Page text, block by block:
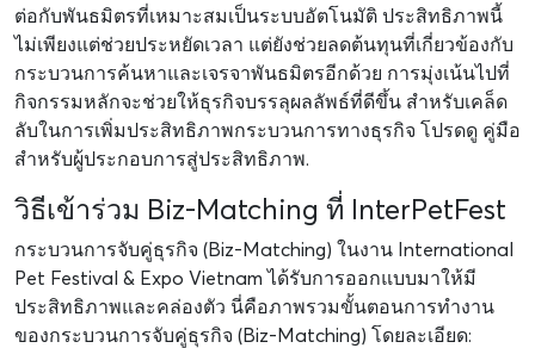
ต่อกับพันธมิตรที่เหมาะสมเป็นระบบอัตโนมัติ ประสิทธิภาพนี้
ไม่เพียงแต่ช่วยประหยัดเวลา แต่ยังช่วยลดต้นทุนที่เกี่ยวข้องกับ
กระบวนการค้นหาและเจรจาพันธมิตรอีกด้วย การมุ่งเน้นไปที่
กิจกรรมหลักจะช่วยให้ธุรกิจบรรลุผลลัพธ์ที่ดีขึ้น สำหรับเคล็ด
ลับในการเพิ่มประสิทธิภาพกระบวนการทางธุรกิจ โปรดดู คู่มือ
สำหรับผู้ประกอบการสู่ประสิทธิภาพ.
วิธีเข้าร่วม Biz-Matching ที่ InterPetFest
กระบวนการจับคู่ธุรกิจ (Biz-Matching) ในงาน International
Pet Festival & Expo Vietnam ได้รับการออกแบบมาให้มี
ประสิทธิภาพและคล่องตัว นี่คือภาพรวมขั้นตอนการทำงาน
ของกระบวนการจับคู่ธุรกิจ (Biz-Matching) โดยละเอียด: